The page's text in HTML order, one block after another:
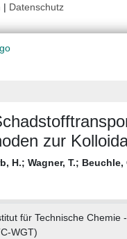
| Datenschutz
zur
H.; Wagner, T.; Beuchle,
für Technische Chemie
WGT)